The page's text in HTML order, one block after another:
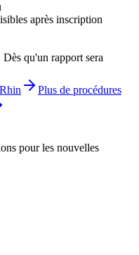
après inscription
qu'un rapport sera
Plus de procédures
pour les nouvelles